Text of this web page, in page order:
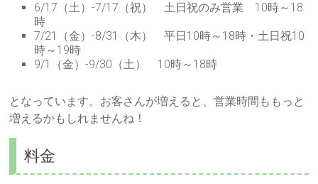
6/17（土）-7/17（祝） 土日祝のみ営業 10時～18
時
7/21（金）-8/31（木） 平日10時～18時・土日祝10
時～19時
9/1（金）-9/30（土） 10時～18時
となっています。お客さんが増えると、営業時間ももっと
増えるかもしれませんね！
料金